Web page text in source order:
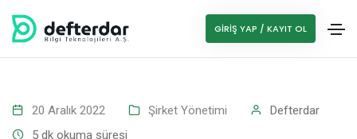
GIRIŞ YAP / KAYIT OL
20 Aralık 2022 Şirket Yönetimi
Defterdar
5 dk okuma süresi